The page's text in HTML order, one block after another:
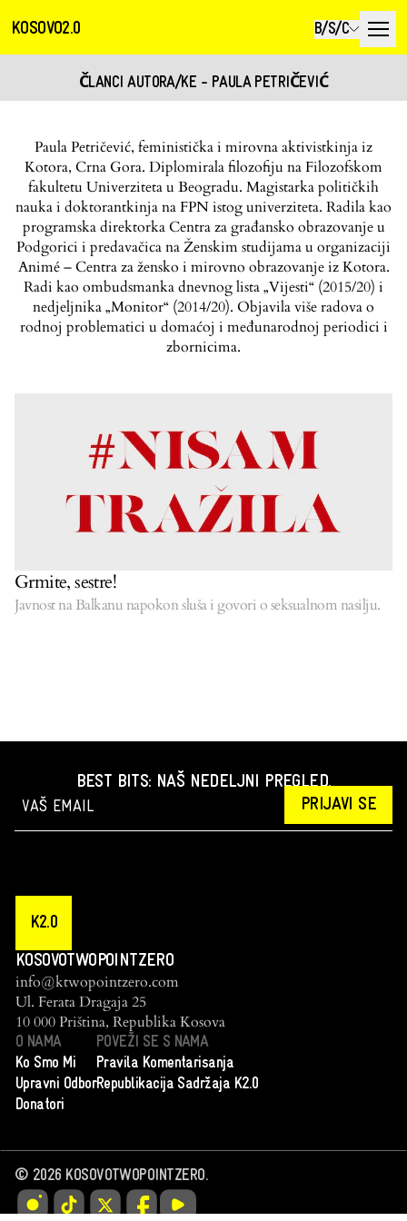
KOSOVO2.0 B/S/C
ČLANCI AUTORA/KE - PAULA PETRIČEVIĆ
Paula Petričević, feministička i mirovna aktivistkinja iz
Kotora, Crna Gora. Diplomirala filozofiju na Filozofskom
fakultetu Univerziteta u Beogradu. Magistarka političkih
nauka i doktorantkinja na FPN istog univerziteta. Radila kao
programska direktorka Centra za građansko obrazovanje u
Podgorici i predavačica na Ženskim studijama u organizaciji
Animé – Centra za žensko i mirovno obrazovanje iz Kotora.
Radi kao ombudsmanka dnevnog lista „Vijesti“ (2015/20) i
nedjeljnika „Monitor“ (2014/20). Objavila više radova o
rodnoj problematici u domaćoj i međunarodnoj periodici i
zbornicima.
Grmite, sestre!
Javnost na Balkanu napokon sluša i govori o seksualnom nasilju.
BEST BITS: NAŠ NEDELJNI PREGLED.
PRIJAVI SE
K2.0
KOSOVOTWOPOINTZERO
info@ktwopointzero.com
Ul. Ferata Dragaja 25
10 000 Priština, Republika Kosova
O NAMA
Ko Smo Mi
Upravni Odbor
Donatori
POVEŽI SE S NAMA
Pravila Komentarisanja
Republikacija Sadržaja K2.0
© 2026KOSOVOTWOPOINTZERO.